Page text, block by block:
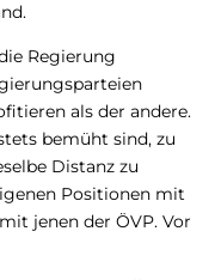
Regierung
als der andere.
bemüht sind, zu
Distanz zu
Positionen mit
jenen der ÖVP. Vor